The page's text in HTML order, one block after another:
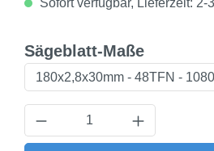
Sofort verfügbar, Lieferzeit: 2-
Sägeblatt-Maße
Produkt Anzahl: Gib